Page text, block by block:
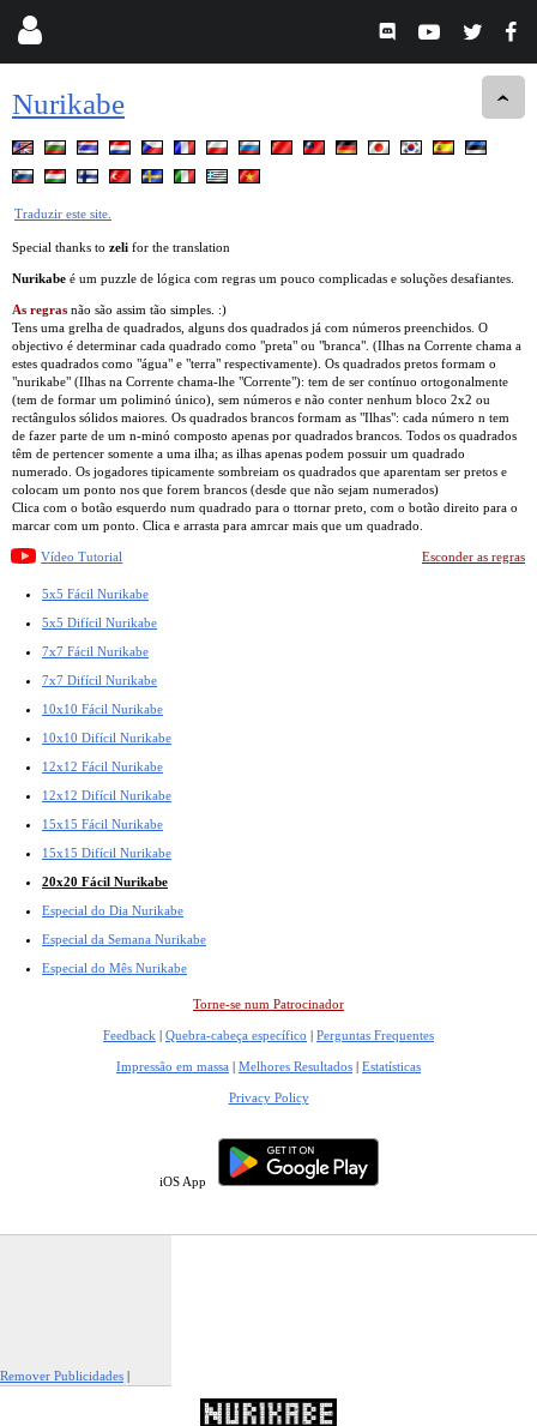
Nurikabe
Traduzir este site.
Special thanks to zeli for the translation
Nurikabe é um puzzle de lógica com regras um pouco complicadas e soluções desafiantes.
As regras não são assim tão simples. :)
Tens uma grelha de quadrados, alguns dos quadrados já com números preenchidos. O
objectivo é determinar cada quadrado como "preta" ou "branca". (Ilhas na Corrente chama a
estes quadrados como "água" e "terra" respectivamente). Os quadrados pretos formam o
"nurikabe" (Ilhas na Corrente chama-lhe "Corrente"): tem de ser contínuo ortogonalmente
(tem de formar um poliminó único), sem números e não conter nenhum bloco 2x2 ou
rectângulos sólidos maiores. Os quadrados brancos formam as "Ilhas": cada número n tem
de fazer parte de um n-minó composto apenas por quadrados brancos. Todos os quadrados
têm de pertencer somente a uma ilha; as ilhas apenas podem possuir um quadrado
numerado. Os jogadores tipicamente sombreiam os quadrados que aparentam ser pretos e
colocam um ponto nos que forem brancos (desde que não sejam numerados)
Clica com o botão esquerdo num quadrado para o ttornar preto, com o botão direito para o
marcar com um ponto. Clica e arrasta para amrcar mais que um quadrado.
Vídeo Tutorial Esconder as regras
5x5 Fácil Nurikabe
5x5 Difícil Nurikabe
7x7 Fácil Nurikabe
7x7 Difícil Nurikabe
10x10 Fácil Nurikabe
10x10 Difícil Nurikabe
12x12 Fácil Nurikabe
12x12 Difícil Nurikabe
15x15 Fácil Nurikabe
15x15 Difícil Nurikabe
20x20 Fácil Nurikabe
Especial do Dia Nurikabe
Especial da Semana Nurikabe
Especial do Mês Nurikabe
Torne-se num Patrocinador
Feedback | Quebra-cabeça específico | Perguntas Frequentes
Impressão em massa | Melhores Resultados | Estatísticas
Privacy Policy
iOS App
Remover Publicidades |